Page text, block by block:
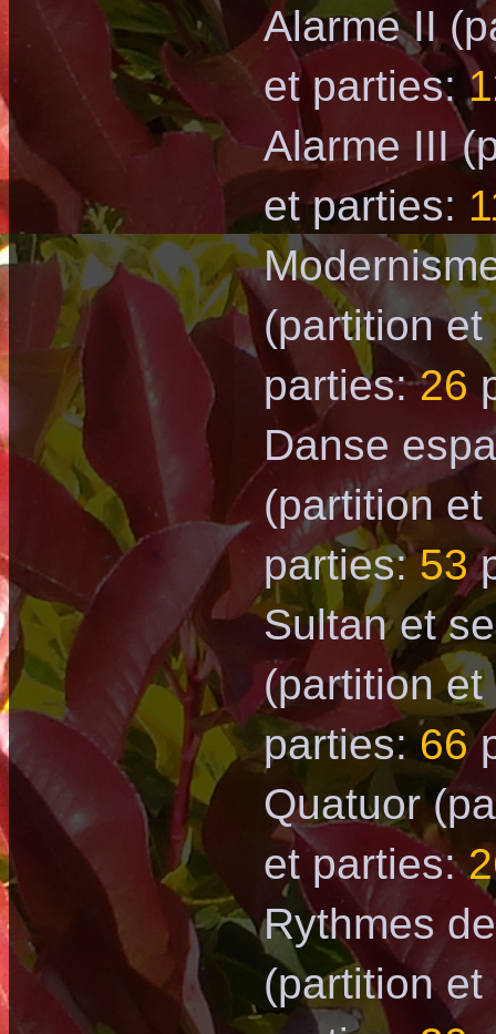
Alarme II
et parties:
Alarme III
et parties:
(partition et
parties:26
Danse
(partition et
parties:53
Sultan et
(partition et
parties: 66
Quatuor
et parties:
Rythmes
(partition et